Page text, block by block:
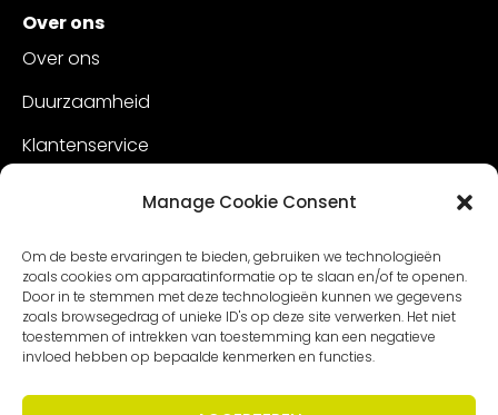
Manage Cookie Consent
Om de beste ervaringen te bieden, gebruiken we technologieën
zoals cookies om apparaatinformatie op te slaan en/of te openen.
Door in te stemmen met deze technologieën kunnen we gegevens
zoals browsegedrag of unieke ID's op deze site verwerken. Het niet
toestemmen of intrekken van toestemming kan een negatieve
invloed hebben op bepaalde kenmerken en functies.
Over ons
Over ons
Duurzaamheid
Klantenservice